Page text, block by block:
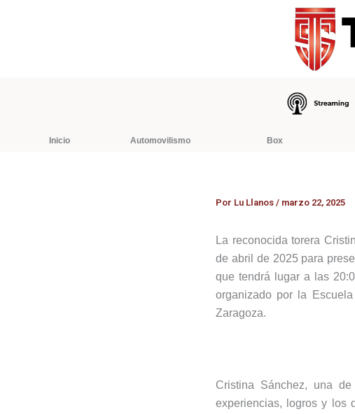
Inicio Automovilismo Box
Por Lu Llanos / marzo 22, 2025
La reconocida torera
de abril de 2025 para
que tendrá lugar a las
organizado por la
Zaragoza.
Cristina Sánchez, una
experiencias, logros y los